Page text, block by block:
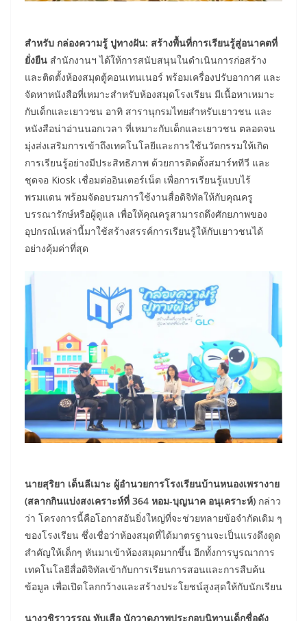
สำหรับ กล่องความรู้ ปูทางฝัน: สร้างพื้นที่การเรียนรู้สู่อนาคตที่
ยั่งยืน สำนักงานฯ ได้ให้การสนับสนุนในดำเนินการก่อสร้าง
และติดตั้งห้องสมุดตู้คอนเทนเนอร์ พร้อมเครื่องปรับอากาศ และ
จัดหาหนังสือที่เหมาะสำหรับห้องสมุดโรงเรียน มีเนื้อหาเหมาะ
กับเด็กและเยาวชน อาทิ สารานุกรมไทยสำหรับเยาวชน และ
หนังสือน่าอ่านนอกเวลา ที่เหมาะกับเด็กและเยาวชน ตลอดจน
มุ่งส่งเสริมการเข้าถึงเทคโนโลยีและการใช้นวัตกรรมให้เกิด
การเรียนรู้อย่างมีประสิทธิภาพ ด้วยการติดตั้งสมาร์ททีวี และ
ชุดจอ Kiosk เชื่อมต่ออินเตอร์เน็ต เพื่อการเรียนรู้แบบไร้
พรมแดน พร้อมจัดอบรมการใช้งานสื่อดิจิทัลให้กับคุณครู
บรรณารักษ์หรือผู้ดูแล เพื่อให้คุณครูสามารถดึงศักยภาพของ
อุปกรณ์เหล่านี้มาใช้สร้างสรรค์การเรียนรู้ให้กับเยาวชนได้
อย่างคุ้มค่าที่สุด
นายสุริยา เด็นลีเมาะ ผู้อำนวยการโรงเรียนบ้านหนองเพรางาย
(สลากกินแบ่งสงเคราะห์ที่ 364 หอม-บุญนาค อนุเคราะห์) กล่าว
ว่า โครงการนี้คือโอกาสอันยิ่งใหญ่ที่จะช่วยทลายข้อจำกัดเดิม ๆ
ของโรงเรียน ซึ่งเชื่อว่าห้องสมุดที่ได้มาตรฐานจะเป็นแรงดึงดูด
สำคัญให้เด็กๆ หันมาเข้าห้องสมุดมากขึ้น อีกทั้งการบูรณาการ
เทคโนโลยีสื่อดิจิทัลเข้ากับการเรียนการสอนและการสืบค้น
ข้อมูล เพื่อเปิดโลกกว้างและสร้างประโยชน์สูงสุดให้กับนักเรียน
นางวชิราวรรณ ทับเสือ นักวาดภาพประกอบนิทานเด็กชื่อดัง